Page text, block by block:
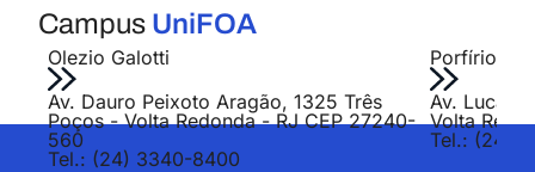
Campus UniFOA
Olezio Galotti
Av. Dauro Peixoto Aragão, 1325 Três
Poços - Volta Redonda - RJ CEP 27240-
560
Tel.: (24) 3340-8400
Porfírio
Av. Lucas
Volta
Tel.: (24)